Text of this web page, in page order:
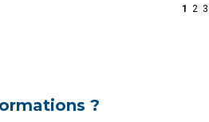
1 2 3
?